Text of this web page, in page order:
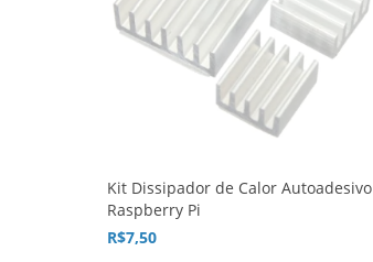
Kit Dissipador de Calor Autoadesivo
Raspberry Pi
R$7,50